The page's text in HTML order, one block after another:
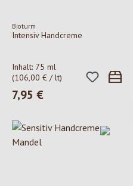
Bioturm
Intensiv Handcreme
Inhalt: 75 ml
(106,00 € / lt)
Regulärer Preis:
7,95 €